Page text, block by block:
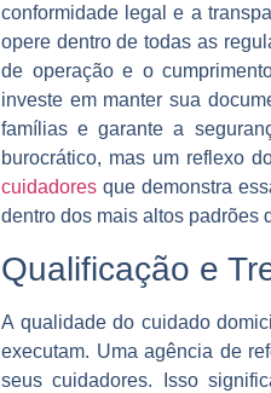
conformidade legal e a
opere dentro de todas as
de operação e o
investe em manter sua
famílias e garante a
burocrático, mas um reflexo
cuidadores que demonstra
dentro dos mais altos padrões
Qualificação e
A qualidade do cuidado
executam. Uma agência de
seus cuidadores. Isso